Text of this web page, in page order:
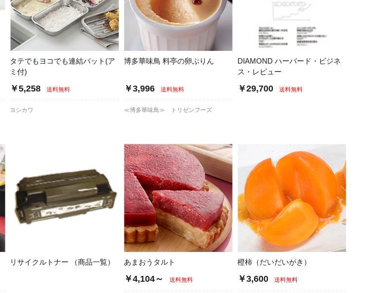
タテでもヨコでも連結バット(ア
ミ付)
￥5,258 送料無料
ヨシカワ
博多華味鳥 料亭の卵ぷりん
￥3,996 送料無料
≪博多華味鳥≫ トリゼンフーズ
DIAMOND ハーバード・ビジネ
ス・レビュー
￥29,700 送料無料
リサイクルトナー （商品一覧） あまおうタルト
￥4,104～ 送料無料
橙柿（だいだいがき）
￥3,600 送料無料